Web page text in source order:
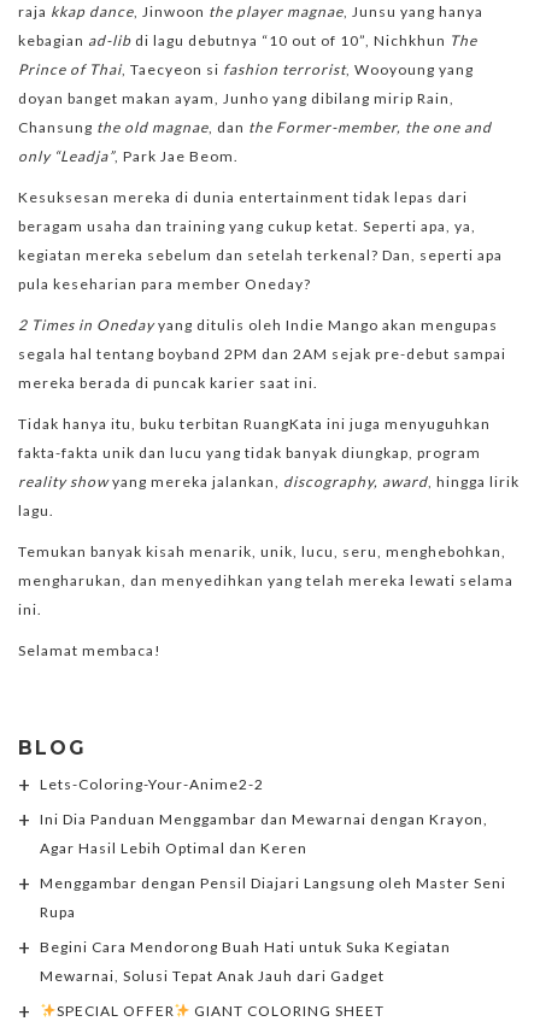
raja kkap dance , Jinwoon the player magnae , Junsu yang hanya
kebagian ad-lib di lagu debutnya “10 out of 10”, Nichkhun The
Prince of Thai, Taecyeon si fashion terrorist, Wooyoung yang
doyan banget makan ayam, Junho yang dibilang mirip Rain,
Chansung the old magnae , dan the Former-member, the one and
only “Leadja”, Park Jae Beom.
Kesuksesan mereka di dunia entertainment tidak lepas dari
beragam usaha dan training yang cukup ketat. Seperti apa, ya,
kegiatan mereka sebelum dan setelah terkenal? Dan, seperti apa
pula keseharian para member Oneday?
2 Times in Onedayyang ditulis oleh Indie Mango akan mengupas
segala hal tentang boyband 2PM dan 2AM sejak pre-debut sampai
mereka berada di puncak karier saat ini.
Tidak hanya itu, buku terbitan RuangKata ini juga menyuguhkan
fakta-fakta unik dan lucu yang tidak banyak diungkap, program
reality showyang mereka jalankan, discography, award , hingga lirik
lagu.
Temukan banyak kisah menarik, unik, lucu, seru, menghebohkan,
mengharukan, dan menyedihkan yang telah mereka lewati selama
ini.
Selamat membaca!
BLOG
Lets-Coloring-Your-Anime2-2
Ini Dia Panduan Menggambar dan Mewarnai dengan Krayon,
Agar Hasil Lebih Optimal dan Keren
Menggambar dengan Pensil Diajari Langsung oleh Master Seni
Rupa
Begini Cara Mendorong Buah Hati untuk Suka Kegiatan
Mewarnai, Solusi Tepat Anak Jauh dari Gadget
SPECIAL OFFER
GIANT COLORING SHEET